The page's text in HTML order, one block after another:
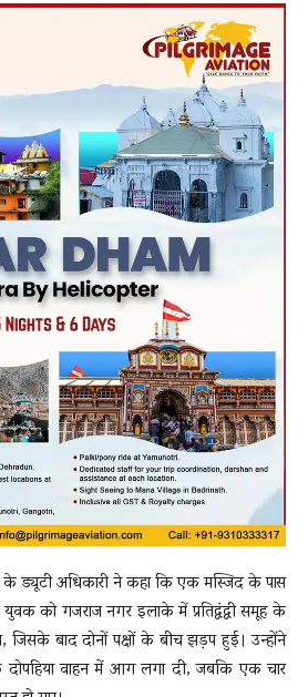
ड्यूटी अधिकारी ने कहा कि एक मस्जिद के पास
को गजराज नगर इलाके में प्रतिद्वंद्वी समूह के
जिसके बाद दोनों पक्षों के बीच झड़प हुई। उन्होंने
वाहन में आग लगा दी, जबकि एक चार